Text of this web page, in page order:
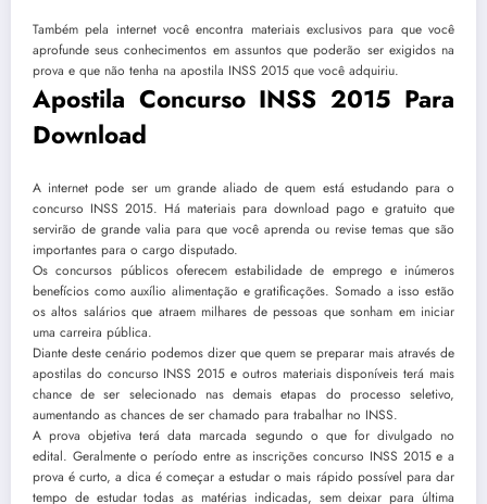
Também pela internet você encontra materiais exclusivos para que você
aprofunde seus conhecimentos em assuntos que poderão ser exigidos na
prova e que não tenha na apostila INSS 2015 que você adquiriu.
Apostila Concurso INSS 2015 Para
Download
A internet pode ser um grande aliado de quem está estudando para o
concurso INSS 2015. Há materiais para download pago e gratuito que
servirão de grande valia para que você aprenda ou revise temas que são
importantes para o cargo disputado.
Os concursos públicos oferecem estabilidade de emprego e inúmeros
benefícios como auxílio alimentação e gratificações. Somado a isso estão
os altos salários que atraem milhares de pessoas que sonham em iniciar
uma carreira pública.
Diante deste cenário podemos dizer que quem se preparar mais através de
apostilas do concurso INSS 2015 e outros materiais disponíveis terá mais
chance de ser selecionado nas demais etapas do processo seletivo,
aumentando as chances de ser chamado para trabalhar no INSS.
A prova objetiva terá data marcada segundo o que for divulgado no
edital. Geralmente o período entre as inscrições concurso INSS 2015 e a
prova é curto, a dica é começar a estudar o mais rápido possível para dar
tempo de estudar todas as matérias indicadas, sem deixar para última